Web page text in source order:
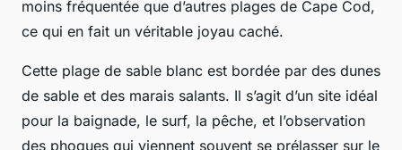
moins fréquentée que d’autres plages de Cape Cod,
ce qui en fait un véritable joyau caché.
Cette plage de sable blanc est bordée par des dunes
de sable et des marais salants. Il s’agit d’un site idéal
pour la baignade, le surf, la pêche, et l’observation
des phoques qui viennent souvent se prélasser sur le